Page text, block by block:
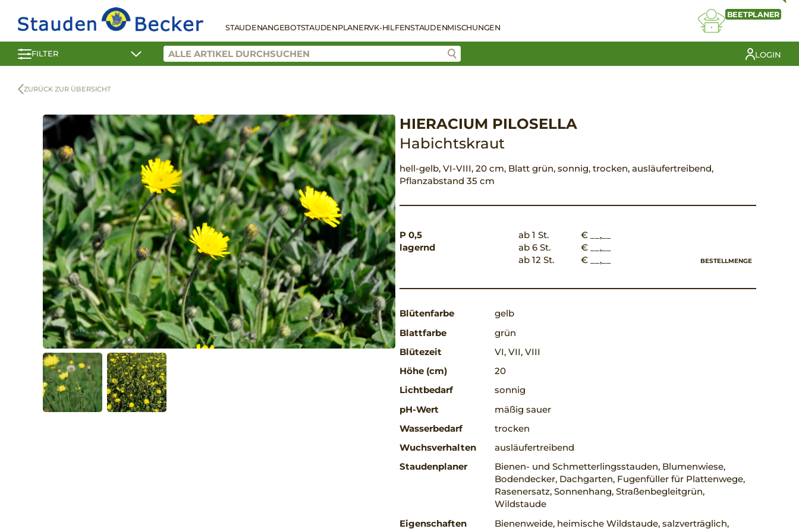
STAUDENANGEBOTSTAUDENPLANERVK-HILFENSTAUDENMISCHUNGEN
BEETPLANER
FILTER LOGIN
ZURÜCK ZUR ÜBERSICHT
HIERACIUM PILOSELLA
Habichtskraut
hell-gelb, VI-VIII, 20 cm, Blatt grün, sonnig, trocken, ausläufertreibend,
Pflanzabstand 35 cm
P 0,5
lagernd
ab 1 St.
€ __,__
ab 6 St.
€ __,__
ab 12 St.
€ __,__ BESTELLMENGE
Blütenfarbe
gelb
Blattfarbe
grün
Blütezeit
VI, VII, VIII
Höhe (cm)
20
Lichtbedarf
sonnig
pH-Wert
mäßig sauer
Wasserbedarf
trocken
Wuchsverhalten
ausläufertreibend
Staudenplaner
Bienen- und Schmetterlingsstauden, Blumenwiese,
Bodendecker, Dachgarten, Fugenfüller für Plattenwege,
Rasenersatz, Sonnenhang, Straßenbegleitgrün,
Wildstaude
Eigenschaften
Bienenweide, heimische Wildstaude, salzverträglich,